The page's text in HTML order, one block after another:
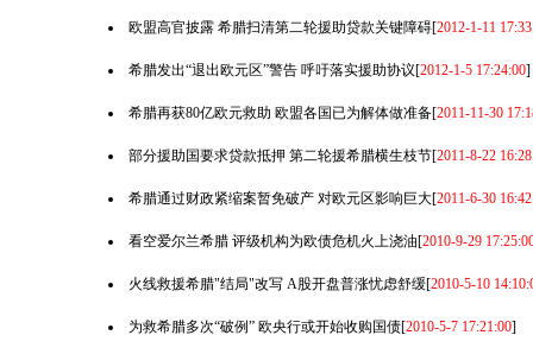
欧盟高官披露 希腊扫清第二轮援助贷款关键障碍[2012-1-11
希腊发出“退出欧元区”警告 呼吁落实援助协议[2012-1-5 17:24:00]
希腊再获80亿欧元救助 欧盟各国已为解体做准备[2011-11-30
部分援助国要求贷款抵押 第二轮援希腊横生枝节[2011-8-22
希腊通过财政紧缩案暂免破产 对欧元区影响巨大[2011-6-30
看空爱尔兰希腊 评级机构为欧债危机火上浇油[2010-9-29
火线救援希腊"结局"改写 A股开盘普涨忧虑舒缓[2010-5-10
为救希腊多次“破例” 欧央行或开始收购国债[2010-5-7 17:21:00]